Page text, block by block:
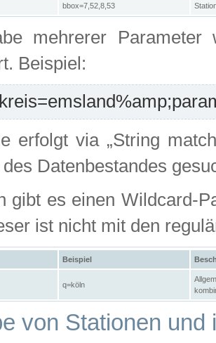
bbox=7,52,8,53
mehrerer Parameter
Beispiel:
erfolgt via „String
Datenbestandes
gibt es einen Wildcard-
ist nicht mit den
Beispiel
q=köln
von Stationen und